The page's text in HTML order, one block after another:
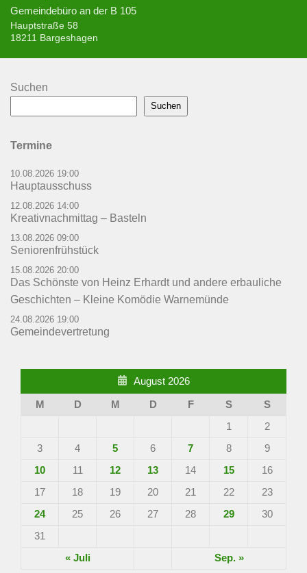
Gemeindebüro an der B 105
Hauptstraße 58
18211 Bargeshagen
Suchen
Suchen
Termine
10.08.2026 19:00
Hauptausschuss
12.08.2026 14:00
Kreativnachmittag – Basteln
13.08.2026 09:00
Seniorenfrühstück
15.08.2026 20:00
Das Schönste von Heinz Erhardt und andere erbauliche
Geschichten – Kleine Komödie Warnemünde
24.08.2026 19:00
Gemeindevertretung
August 2026
M D M D F S
S
1
2
3
4 5 6 7 8
9
10
11 12 13 14 15
16
17
18 19 20 21 22
23
24
25 26 27 28 29
30
31
« Juli
Sep. »